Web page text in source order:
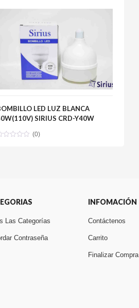
LED LUZ BLANCA
SIRIUS CRD-Y40W
(0)
Las Categorías
Contraseña
INFOMACIÓN
Contáctenos
Carrito
Finalizar Compra